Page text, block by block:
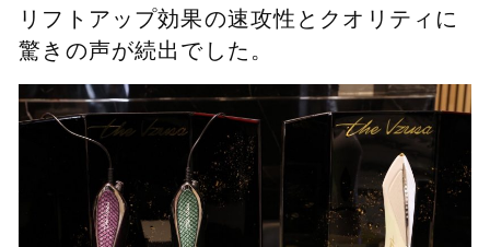
リフトアップ効果の速攻性とクオリティに
驚きの声が続出でした。